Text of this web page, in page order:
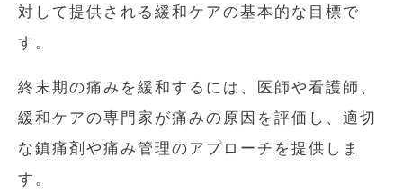
対して提供される緩和ケアの基本的な目標で
す。
終末期の痛みを緩和するには、医師や看護師、
緩和ケアの専門家が痛みの原因を評価し、適切
な鎮痛剤や痛み管理のアプローチを提供しま
す。